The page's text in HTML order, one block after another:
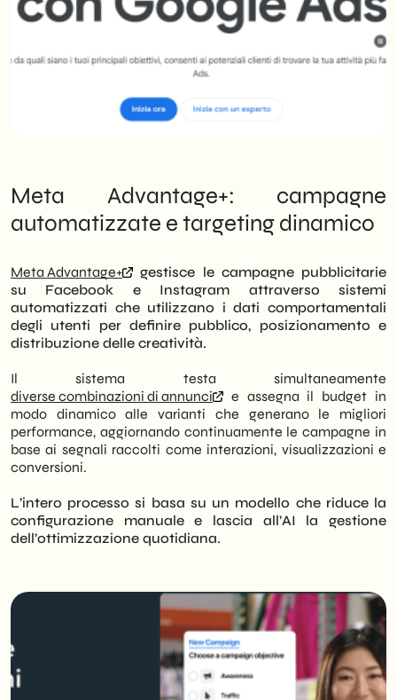
Meta Advantage+: campagne
automatizzate e targeting dinamico
Meta Advantage+
gestisce le campagne pubblicitarie
su Facebook e Instagram attraverso sistemi
automatizzati che utilizzano i dati comportamentali
degli utenti per definire pubblico, posizionamento e
distribuzione delle creatività.
Il sistema testa simultaneamente
diverse combinazioni di annunci
e assegna il budget in
modo dinamico alle varianti che generano le migliori
performance, aggiornando continuamente le campagne in
base ai segnali raccolti come interazioni, visualizzazioni e
conversioni.
L’intero processo si basa su un modello che riduce la
configurazione manuale e lascia all’AI la gestione
dell’ottimizzazione quotidiana.